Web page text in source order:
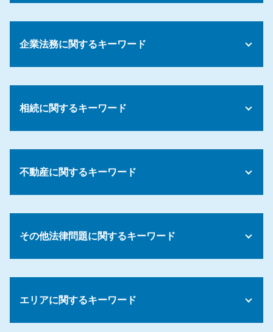
債務 任意整理とは
債務整理 種類
債務整理 ブラックリスト
債務整理 成功率
債務 強制執行
債務整理 一部のみ
債務 消滅
債務整理 注意
債務整理 子供への影響
債務 相談
債務 契約
企業法務に関するキーワード
カスタマーハラスメント 対応
解雇 方法
会社 解雇
試用期間 解雇
就業規則 勤務時間
裁量労働制 残業代
下請法 改正 2026
パワハラ 再発防止
継続雇用制度 就業規則
コンプライアンス 従業員
相続に関するキーワード
遺言執行者 相続人
相続放棄 デメリット
公正証書遺言 無効
遺留分 兄弟
相続放棄 兄弟 必要書類
遺産相続 預金 引き出し
相続 兄弟 子供
遺言書 1人に相続
不動産に関するキーワード
不動産トラブル 調停
物件 契約
建物 欠陥
土地 契約書
その他法律問題に関するキーワード
顧問弁護士 契約書
弁護士 顧問契約 メリット
顧問弁護士
エリアに関するキーワード